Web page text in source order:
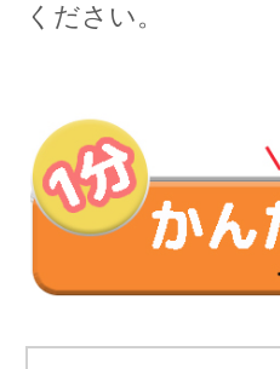
ください。